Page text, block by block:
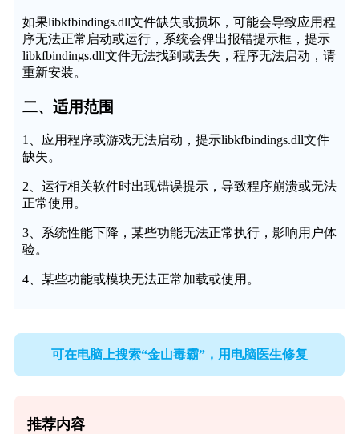
如果libkfbindings.dll文件缺失或损坏，可能会导致应用程
序无法正常启动或运行，系统会弹出报错提示框，提示
libkfbindings.dll文件无法找到或丢失，程序无法启动，请
重新安装。
二、适用范围
1、应用程序或游戏无法启动，提示libkfbindings.dll文件
缺失。
2、运行相关软件时出现错误提示，导致程序崩溃或无法
正常使用。
3、系统性能下降，某些功能无法正常执行，影响用户体
验。
4、某些功能或模块无法正常加载或使用。
可在电脑上搜索“金山毒霸”，用电脑医生修复
推荐内容